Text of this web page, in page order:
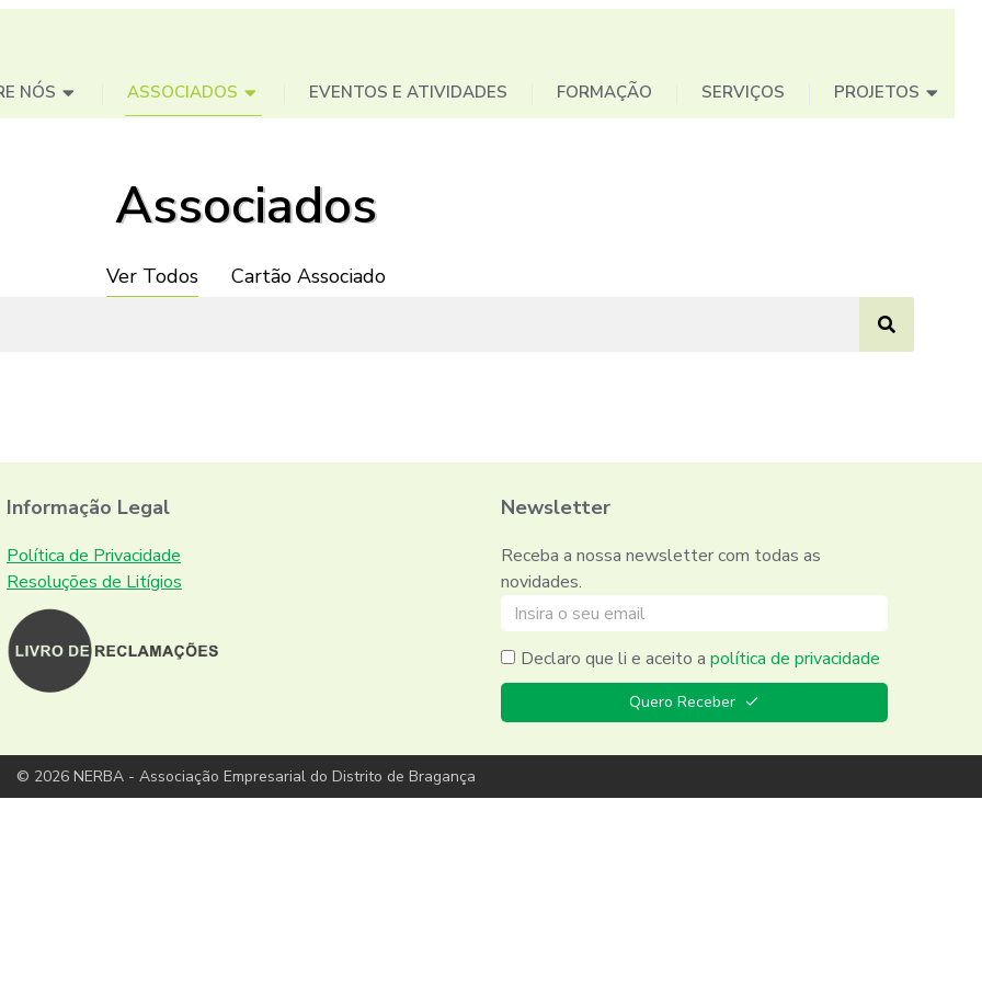
NÓS ASSOCIADOS EVENTOS E ATIVIDADES FORMAÇÃO SERVIÇOS PROJETOS
Associados
Ver Todos Cartão Associado
Informação Legal
Política de Privacidade
Resoluções de Litígios
Newsletter
Receba a nossa newsletter com todas as
novidades.
Declaro que li e aceito a política de privacidade
Quero Receber
© 2026 NERBA - Associação Empresarial do Distrito de Bragança